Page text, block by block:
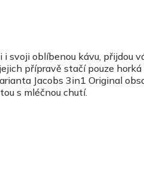
svoji oblíbenou kávu, přijdou
přípravě stačí pouze horká
Jacobs 3in1 Original
s mléčnou chutí.